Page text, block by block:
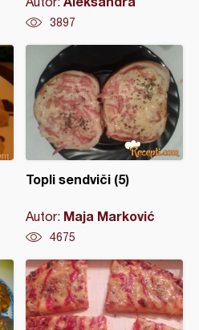
3897
Topli sendviči (5)
Autor: Maja Marković
4675